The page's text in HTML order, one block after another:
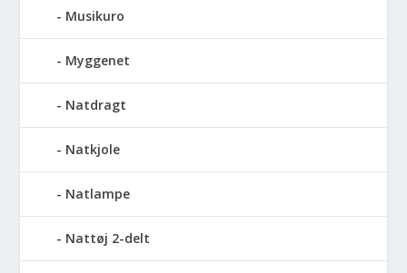
Musikuro
Myggenet
Natdragt
Natkjole
Natlampe
Nattøj 2-delt